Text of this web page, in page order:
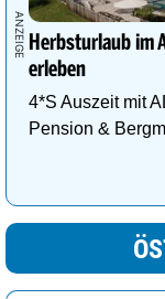
Herbsturlaub im
erleben
4*S Auszeit mit
Pension &